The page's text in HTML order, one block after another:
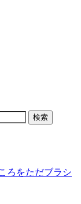
ろをただブラシ